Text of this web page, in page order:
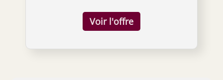
amateurs de vin peuvent déguster autant ou
aussi peu de vin qu’ils le souhaitent, sans la
pression de finir la bouteille en une seule